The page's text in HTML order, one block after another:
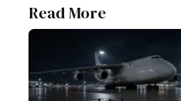
Read More